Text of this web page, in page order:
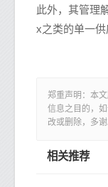
此外，其管理
x之类的单一供
郑重声明：本
信息之目的，
改或删除，多谢
相关推荐